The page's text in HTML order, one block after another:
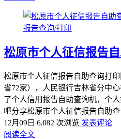
报告查询/打印
松原市个人征信报告
松原市个人征信报告自助查询打
省72家），人民银行吉林省分中
了个人信用报告自助查询机，个
吧分享松原市个人征信报告自助
12月09日 6,082 次浏览 发表评论
阅读全文